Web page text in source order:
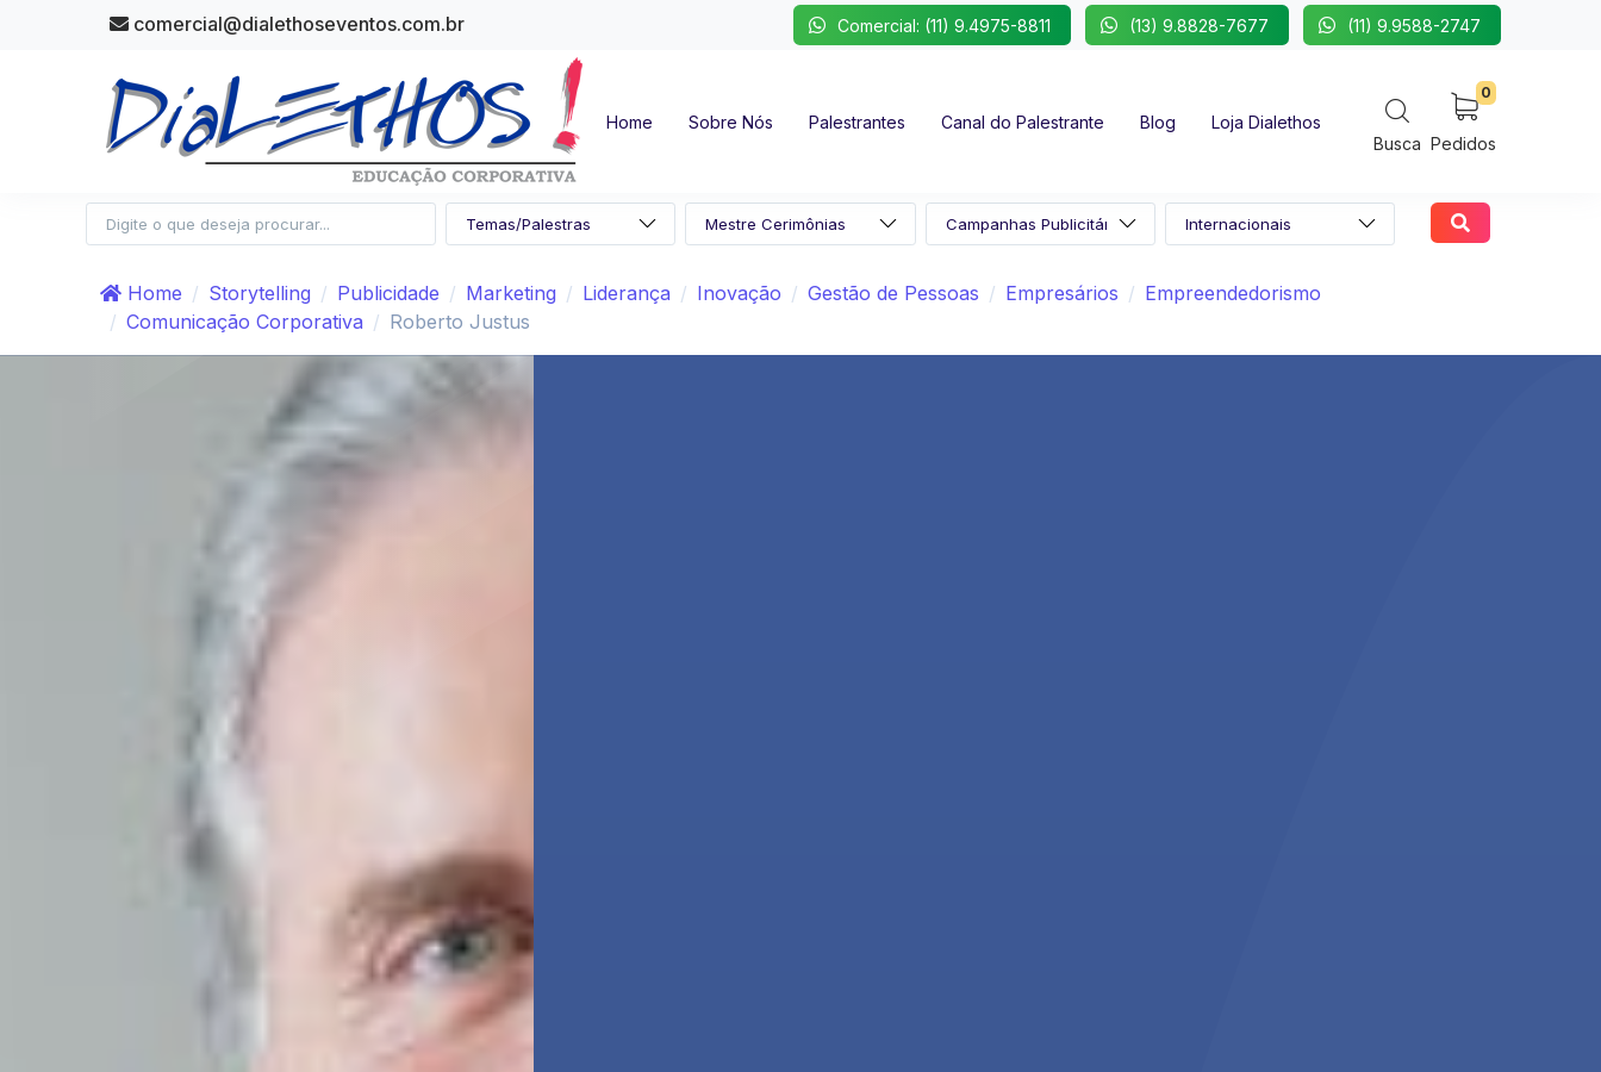
comercial@dialethoseventos.com.br Comercial: (11) 9.4975-8811 (13) 9.8828-7677 (11) 9.9588-2747
Home Sobre Nós Palestrantes Canal do Palestrante Blog
Loja Dialethos
Busca
0
Pedidos
Home Storytelling Publicidade Marketing Liderança Inovação Gestão de Pessoas Empresários
Empreendedorismo
Comunicação Corporativa
Roberto Justus